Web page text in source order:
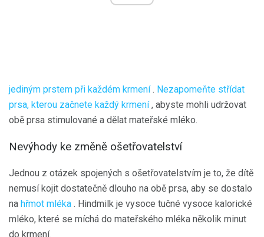
jediným prstem při každém krmení. Nezapomeňte střídat
prsa, kterou začnete každý krmení, abyste mohli udržovat
obě prsa stimulované a dělat mateřské mléko.
Nevýhody ke změně ošetřovatelství
Jednou z otázek spojených s ošetřovatelstvím je to, že dítě
nemusí kojit dostatečně dlouho na obě prsa, aby se dostalo
na hřmot mléka . Hindmilk je vysoce tučné vysoce kalorické
mléko, které se míchá do mateřského mléka několik minut
do krmení.